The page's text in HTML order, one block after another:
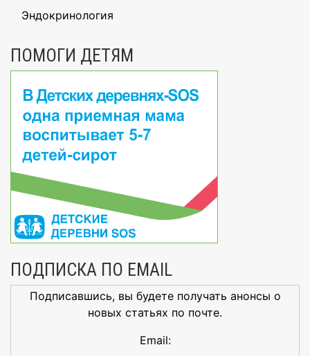
Эндокринология
ПОМОГИ ДЕТЯМ
ПОДПИСКА ПО EMAIL
Подписавшись, вы будете получать анонсы о
новых статьях по почте.
Email: